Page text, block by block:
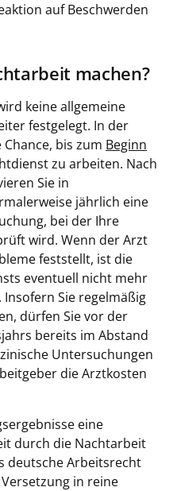
auf Beschwerden
machen?
keine allgemeine
festgelegt. In der
bis zum Beginn
zu arbeiten. Nach
Sie in
jährlich eine
bei der Ihre
wird. Wenn der Arzt
feststellt, ist die
eventuell nicht mehr
Sie regelmäßig
dürfen Sie vor der
bereits im Abstand
Untersuchungen
die Arztkosten
eine
durch die Nachtarbeit
deutsche Arbeitsrecht
in reine